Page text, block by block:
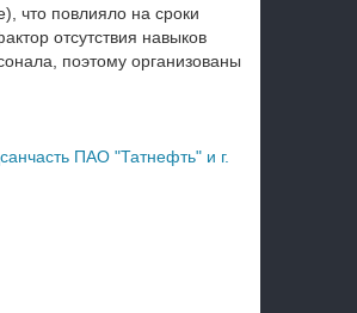
что повлияло на сроки
отсутствия навыков
поэтому организованы
ПАО "Татнефть" и г.